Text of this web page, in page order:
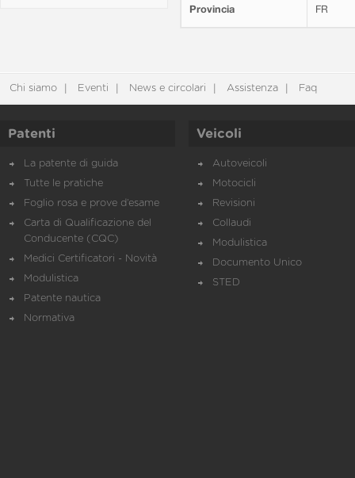
Provincia FR
Chi siamo Eventi News e circolari Assistenza Faq
Patenti
La patente di guida
Tutte le pratiche
Foglio rosa e prove d’esame
Carta di Qualificazione del
Conducente (CQC)
Medici Certificatori - Novità
Modulistica
Patente nautica
Normativa
Veicoli
Autoveicoli
Motocicli
Revisioni
Collaudi
Modulistica
Documento Unico
STED